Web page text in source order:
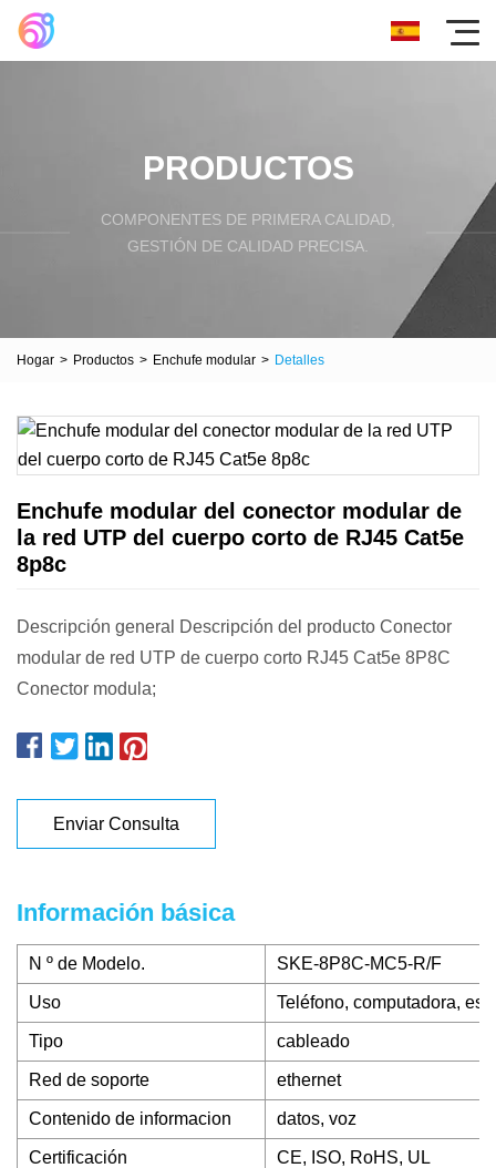
PRODUCTOS
COMPONENTES DE PRIMERA CALIDAD,
GESTIÓN DE CALIDAD PRECISA.
Hogar > Productos > Enchufe modular > Detalles
Enchufe modular del conector modular de
la red UTP del cuerpo corto de RJ45 Cat5e
8p8c
Descripción general Descripción del producto Conector
modular de red UTP de cuerpo corto RJ45 Cat5e 8P8C
Conector modula;
Enviar Consulta
Información básica
N º de Modelo. SKE-8P8C-MC5-R/F
Uso Teléfono, computadora,
Tipo cableado
Red de soporte ethernet
Contenido de informacion datos, voz
Certificación CE, ISO, RoHS, UL